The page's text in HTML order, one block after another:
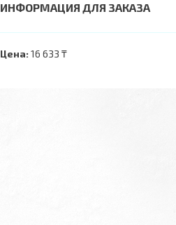
ИНФОРМАЦИЯ ДЛЯ ЗАКАЗА
Цена: 16 633 ₸